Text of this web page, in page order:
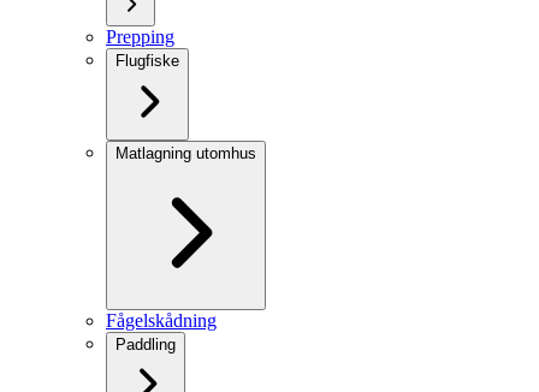
Prepping
Flugfiske
Matlagning utomhus
Fågelskådning
Paddling